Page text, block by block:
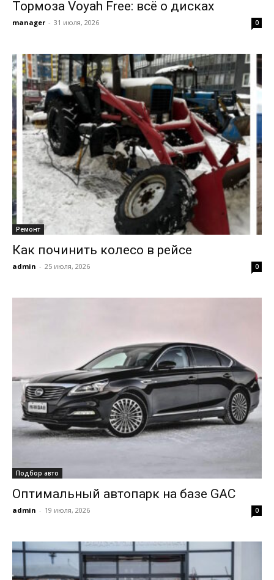
Тормоза Voyah Free: всё о дисках
manager - 31 июля, 2026 0
Ремонт
Как починить колесо в рейсе
admin - 25 июля, 2026 0
Подбор авто
Оптимальный автопарк на базе GAC
admin - 19 июля, 2026 0